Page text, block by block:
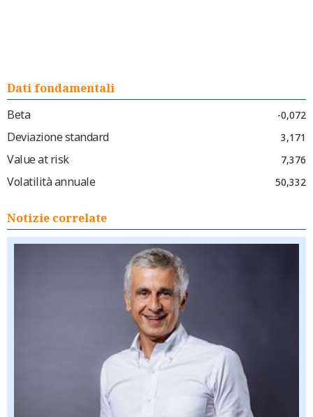
Dati fondamentali
Beta
-0,072
Deviazione standard 3,171
Value at risk 7,376
Volatilità annuale 50,332
Notizie correlate